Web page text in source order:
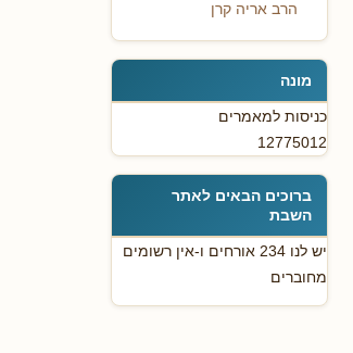
הרב אריה קרן
מונה
כניסות למאמרים
12775012
ברוכים הבאים לאתר
השבת
יש לנו 234 אורחים ו-אין רשומים
מחוברים